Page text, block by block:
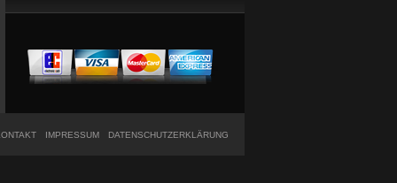
IMPRESSUM DATENSCHUTZERKLÄRUNG